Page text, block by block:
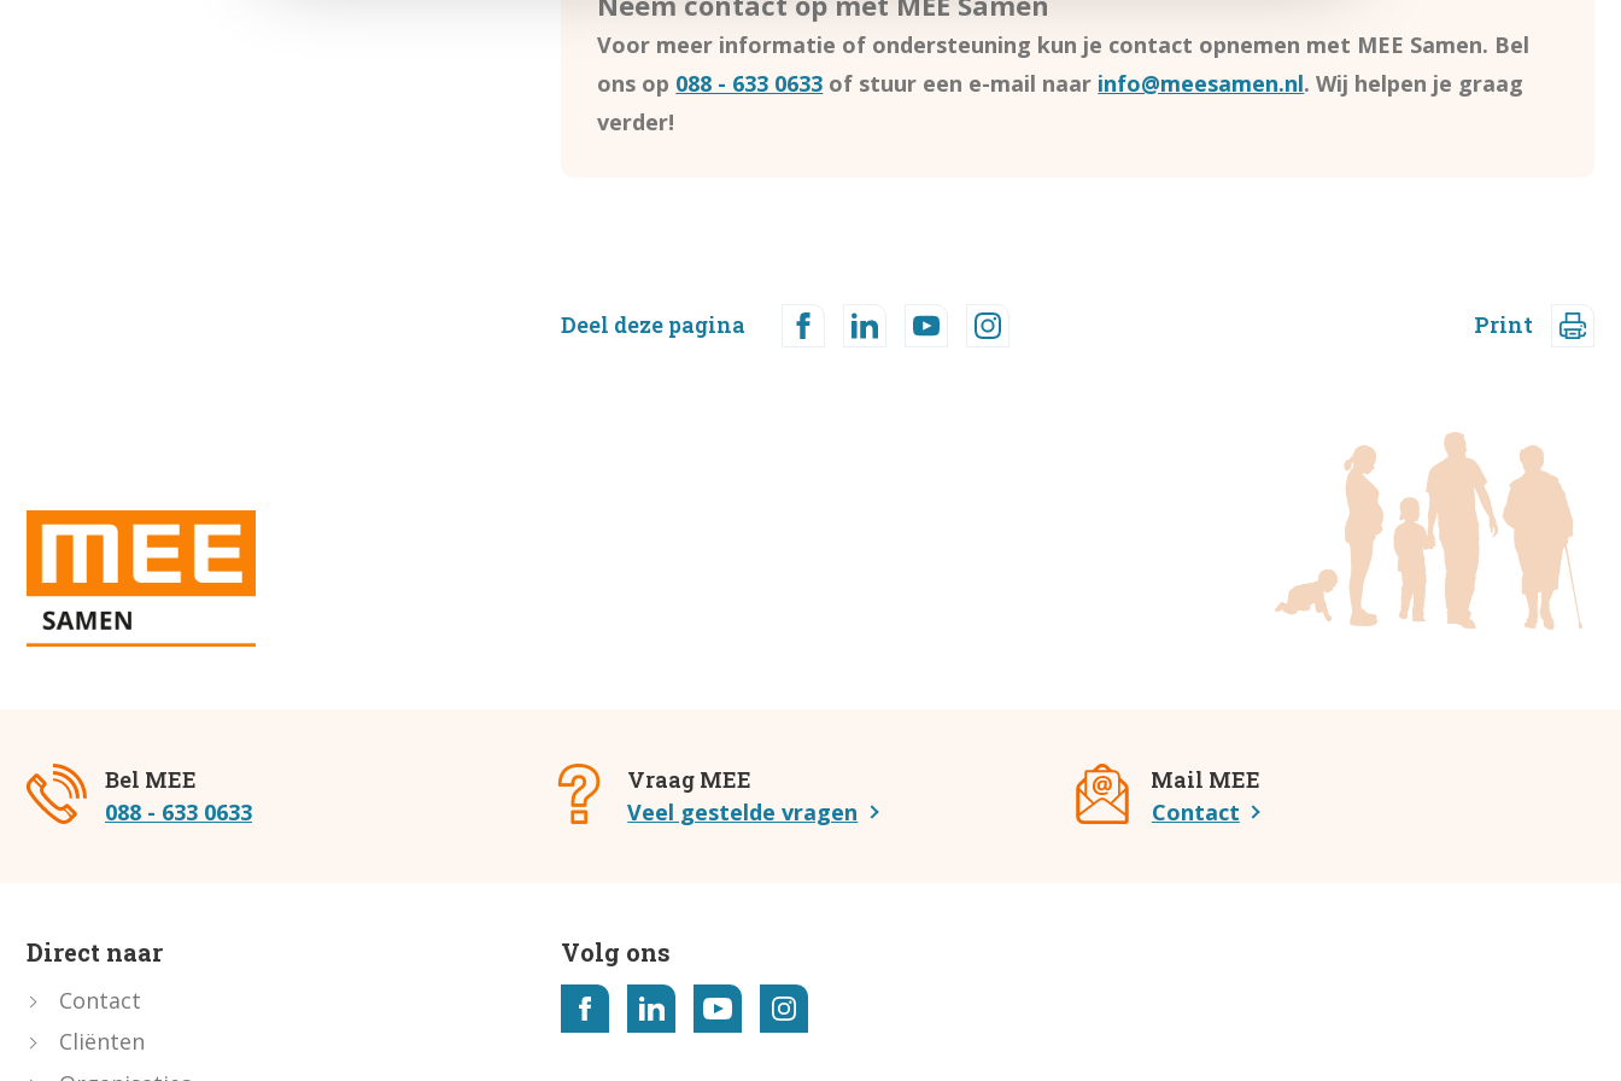
Voor meer informatie of ondersteuning kun je contact opnemen met MEE Samen. Bel
ons op 088 - 633 0633 of stuur een e-mail naar info@meesamen.nl. Wij helpen je graag
verder!
Deel deze pagina Print
Bel MEE
088 - 633 0633
Vraag MEE
Veel gestelde vragen
Mail MEE
Contact
Direct naar
Contact
Cliënten
Volg ons